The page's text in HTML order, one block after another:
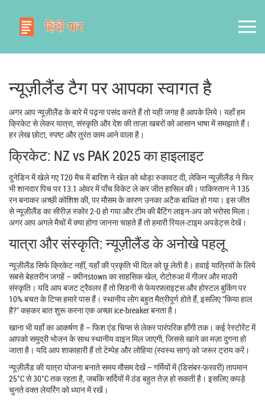
न्यूज़ीलैंड टैग पर आपका स्वागत है
अगर आप न्यूज़ीलैंड के बारे में पढ़ना पसंद करते हैं तो यही जगह है आपके लिये। यहाँ हम
क्रिकेट से लेकर यात्रा, संस्कृति और देश की ताज़ा खबरों को आसान भाषा में समझाते हैं।
हर लेख छोटा, स्पष्ट और तुरंत काम आने वाला है।
क्रिकेट: NZ vs PAK 2025 का हाइलाइट
दुनेडिन में खेले गए T20 मैच में बारिश ने खेल को थोड़ा रुकावट दी, लेकिन न्यूज़ीलैंड ने फिर
भी शानदार पिच पर 13.1 ओवर में पाँच विकेट ले कर जीत हासिल की। पाकिस्तान ने 135
रन बनाकर अच्छी कोशिश की, पर मौसम के कारण उनका अटैक बाधित हो गया। इस जीत
से न्यूज़ीलैंड का सीरीज़ स्कोर 2-0 हो गया और टीम की बैटिंग लाइन‑अप को भरोसा मिला।
अगर आप अगले मैचों में क्या होगा जानना चाहते हैं तो हमारी रियल‑टाइम अपडेट्स देखें।
यात्रा और संस्कृति: न्यूज़ीलैंड के अनोखे पहलू
न्यूज़ीलैंड सिर्फ क्रिकेट नहीं, यहाँ की प्रकृति भी दिल को छू लेती है। हवाई यात्रियों के लिये
सबसे बेहतरीन जगहें – क्वीनstown का साहसिक खेल, रोटोरुआ में गीजर और माउरी
संस्कृति। यदि आप बजट ट्रैवलर हैं तो सिडनी से फेयरफ़्लाइट्स और होस्टल बुकिंग पर
10% बचत के टिप्स हमारे पास हैं। स्थानीय लोग बहुत मैत्रीपूर्ण होते हैं, इसलिए "किया हाल
है?" कहकर बात शुरू करना एक अच्छा ice‑breaker बनता है।
खाना भी यहाँ का आकर्षण है – फिश एंड चिप्स से लेकर पारंपरिक हाँगी तक। कई रेस्टोरेंट में
आपको समुद्री भोजन के साथ स्थानीय वाइन मिल जाएगी, जिससे खाने का मज़ा दुगना हो
जाता है। यदि आप शाकाहारी हैं तो टेम्पेह और लोहिया (स्वस्थ साग) को जरूर ट्राय करें।
न्यूज़ीलैंड की यात्रा योजना बनाते समय मौसम देखें – गर्मियों में (डिसंबर‑फ़रवरी) तापमान
25°C से 30°C तक रहता है, जबकि सर्दियों में ठंड बहुत तेज़ हो सकती है। इसलिए कपड़े
चुनते वक्त लेयरिंग को ध्यान में रखें।